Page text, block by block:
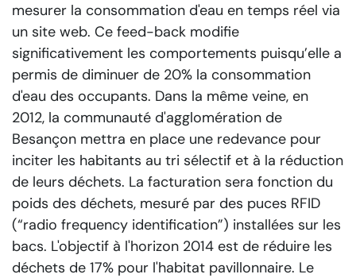
mesurer la consommation d'eau en temps réel via
un site web. Ce feed-back modifie
significativement les comportements puisqu’elle a
permis de diminuer de 20% la consommation
d'eau des occupants. Dans la même veine, en
2012, la communauté d'agglomération de
Besançon mettra en place une redevance pour
inciter les habitants au tri sélectif et à la réduction
de leurs déchets. La facturation sera fonction du
poids des déchets, mesuré par des puces RFID
(“radio frequency identification”) installées sur les
bacs. L'objectif à l'horizon 2014 est de réduire les
déchets de 17% pour l'habitat pavillonnaire. Le